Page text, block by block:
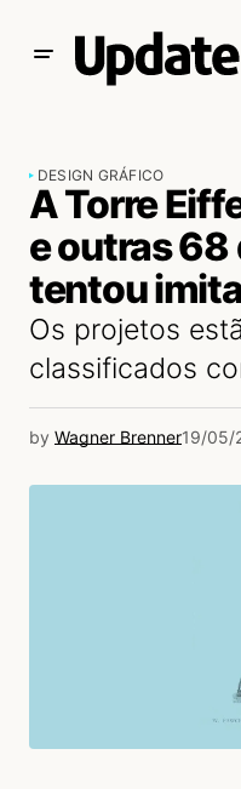
DESIGN GRÁFICO
A Torre
e outras 68
tentou
Os projetos
classificados
by Wagner Brenner19/05/